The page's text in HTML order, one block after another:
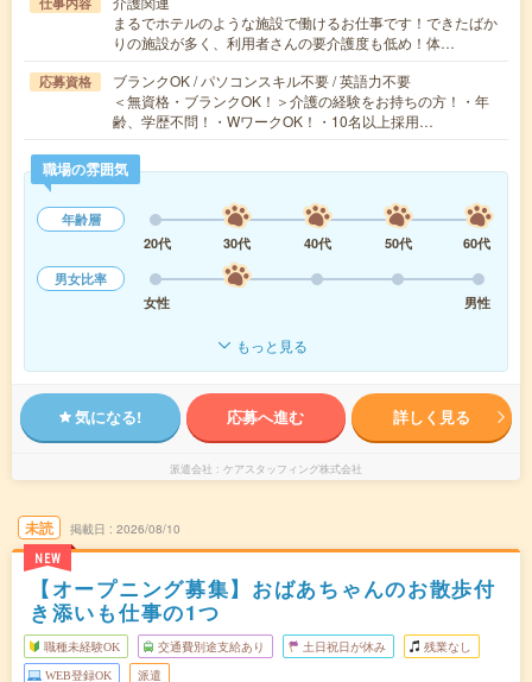
まるでホテルのような施設で働けるお仕事です！できたばか
りの施設が多く、利用者さんの要介護度も低め！体…
応募資格
ブランクOK / パソコンスキル不要 / 英語力不要
＜無資格・ブランクOK！＞介護の経験をお持ちの方！・年
齢、学歴不問！・WワークOK！・10名以上採用…
職場の雰囲気
年齢層
20代
30代 40代 50代
60代
男女比率
女性
男性
もっと見る
気になる! 応募へ進む 詳しく見る
派遣会社 ケアスタッフィング株式会社
未読
NEW
掲載日 2026/08/10
【オープニング募集】おばあちゃんのお散歩付
き添いも仕事の1つ
職種未経験OK 交通費別途支給あり 土日祝日が休み 残業なし
WEB登録OK 派遣